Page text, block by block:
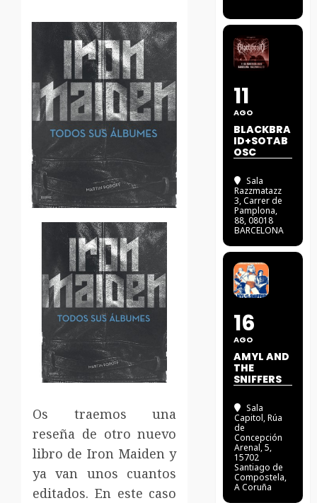
Os traemos una
reseña de otro nuevo
libro de Iron Maiden y
ya van unos cuantos
editados. En este caso
11
AGO
BLACKBRA
ID+SOTAB
OSC
Sala
Razzmatazz
3, Carrer de
Pamplona,
88, 08018
BARCELONA
16
AGO
AMYL AND
THE
SNIFFERS
Sala
Capitol, Rúa
de
Concepción
Arenal, 5,
15702
Santiago de
Compostela,
A Coruña